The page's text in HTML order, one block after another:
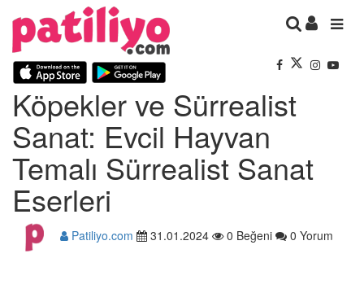
Köpekler ve Sürrealist
Sanat: Evcil Hayvan
Temalı Sürrealist Sanat
Eserleri
Patiliyo.com 31.01.2024 0 Beğeni 0 Yorum